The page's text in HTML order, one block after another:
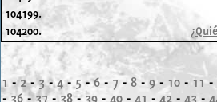
104199.
104200.
1 -2-3-4- 5 -6 - 7 - 8-9- 10 - 11 -
-36-37- 38- 39- 40- 41 - 42- 43 -